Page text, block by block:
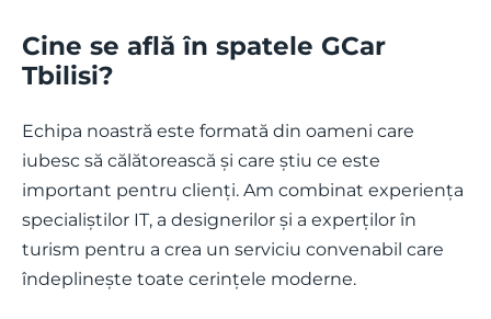
Cine se află în spatele GCar
Tbilisi?
Echipa noastră este formată din oameni care
iubesc să călătorească și care știu ce este
important pentru clienți. Am combinat experiența
specialiștilor IT, a designerilor și a experților în
turism pentru a crea un serviciu convenabil care
îndeplinește toate cerințele moderne.